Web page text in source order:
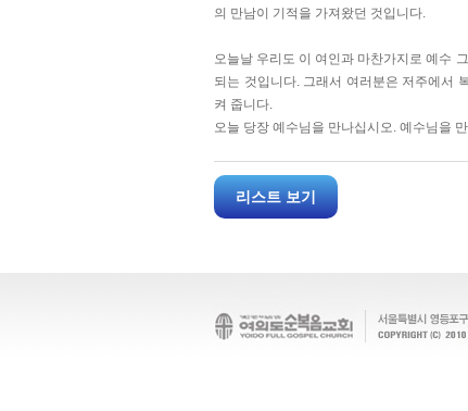
의 만남이 기적을 가져왔던 것입니다.
오늘날 우리도 이 여인과 마찬가지로 예수
되는 것입니다. 그래서 여러분은 저주에서
켜 줍니다.
오늘 당장 예수님을 만나십시오. 예수님을
리스트 보기